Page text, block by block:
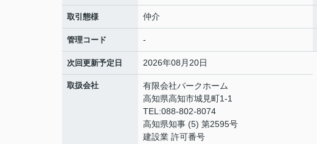
取引態様 仲介
管理コード -
次回更新予定日 2026年08月20日
取扱会社
有限会社パークホーム
高知県高知市城見町1-1
TEL:088-802-8074
高知県知事 (5) 第2595号
建設業 許可番号